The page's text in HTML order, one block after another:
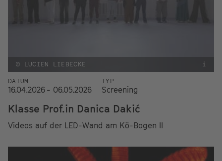
© LUCIEN LIEBECKE i
DATUM
16.04.2026 - 06.05.2026
TYP
Screening
Klasse Prof.in Danica Dakić
Videos auf der LED-Wand am Kö-Bogen II